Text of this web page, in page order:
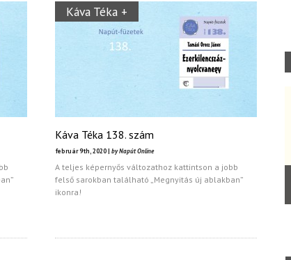
Káva Téka +
Káva Téka 138. szám
február 9th, 2020 | by Napút Online
A teljes képernyős változathoz kattintson a jobb
felső sarokban található „Megnyitás új ablakban”
ikonra!
Parvathy Baul: A NAGY LELKEK DALAI.
Bevezetés a bául ösvénybe (Fordította: